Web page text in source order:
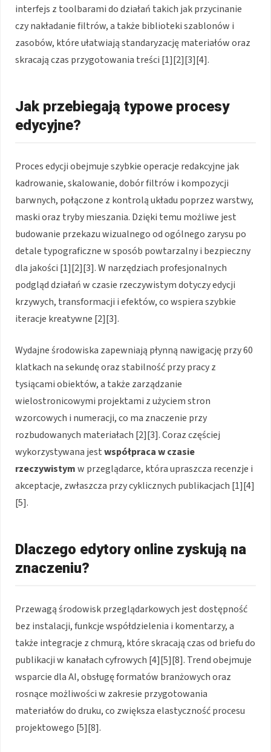
interfejs z toolbarami do działań takich jak przycinanie
czy nakładanie filtrów, a także biblioteki szablonów i
zasobów, które ułatwiają standaryzację materiałów oraz
skracają czas przygotowania treści [1][2][3][4].
Jak przebiegają typowe procesy
edycyjne?
Proces edycji obejmuje szybkie operacje redakcyjne jak
kadrowanie, skalowanie, dobór filtrów i kompozycji
barwnych, połączone z kontrolą układu poprzez warstwy,
maski oraz tryby mieszania. Dzięki temu możliwe jest
budowanie przekazu wizualnego od ogólnego zarysu po
detale typograficzne w sposób powtarzalny i bezpieczny
dla jakości [1][2][3]. W narzędziach profesjonalnych
podgląd działań w czasie rzeczywistym dotyczy edycji
krzywych, transformacji i efektów, co wspiera szybkie
iteracje kreatywne [2][3].
Wydajne środowiska zapewniają płynną nawigację przy 60
klatkach na sekundę oraz stabilność przy pracy z
tysiącami obiektów, a także zarządzanie
wielostronicowymi projektami z użyciem stron
wzorcowych i numeracji, co ma znaczenie przy
rozbudowanych materiałach [2][3]. Coraz częściej
wykorzystywana jestwspółpraca w czasie
rzeczywistymw przeglądarce, która upraszcza recenzje i
akceptacje, zwłaszcza przy cyklicznych publikacjach [1][4]
[5].
Dlaczego edytory online zyskują na
znaczeniu?
Przewagą środowisk przeglądarkowych jest dostępność
bez instalacji, funkcje współdzielenia i komentarzy, a
także integracje z chmurą, które skracają czas od briefu do
publikacji w kanałach cyfrowych [4][5][8]. Trend obejmuje
wsparcie dla AI, obsługę formatów branżowych oraz
rosnące możliwości w zakresie przygotowania
materiałów do druku, co zwiększa elastyczność procesu
projektowego [5][8].